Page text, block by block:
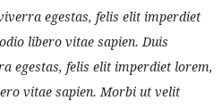
egestas, felis elit imperdiet
libero vitae sapien. Duis
egestas, felis elit imperdiet lorem,
vitae sapien. Morbi ut velit